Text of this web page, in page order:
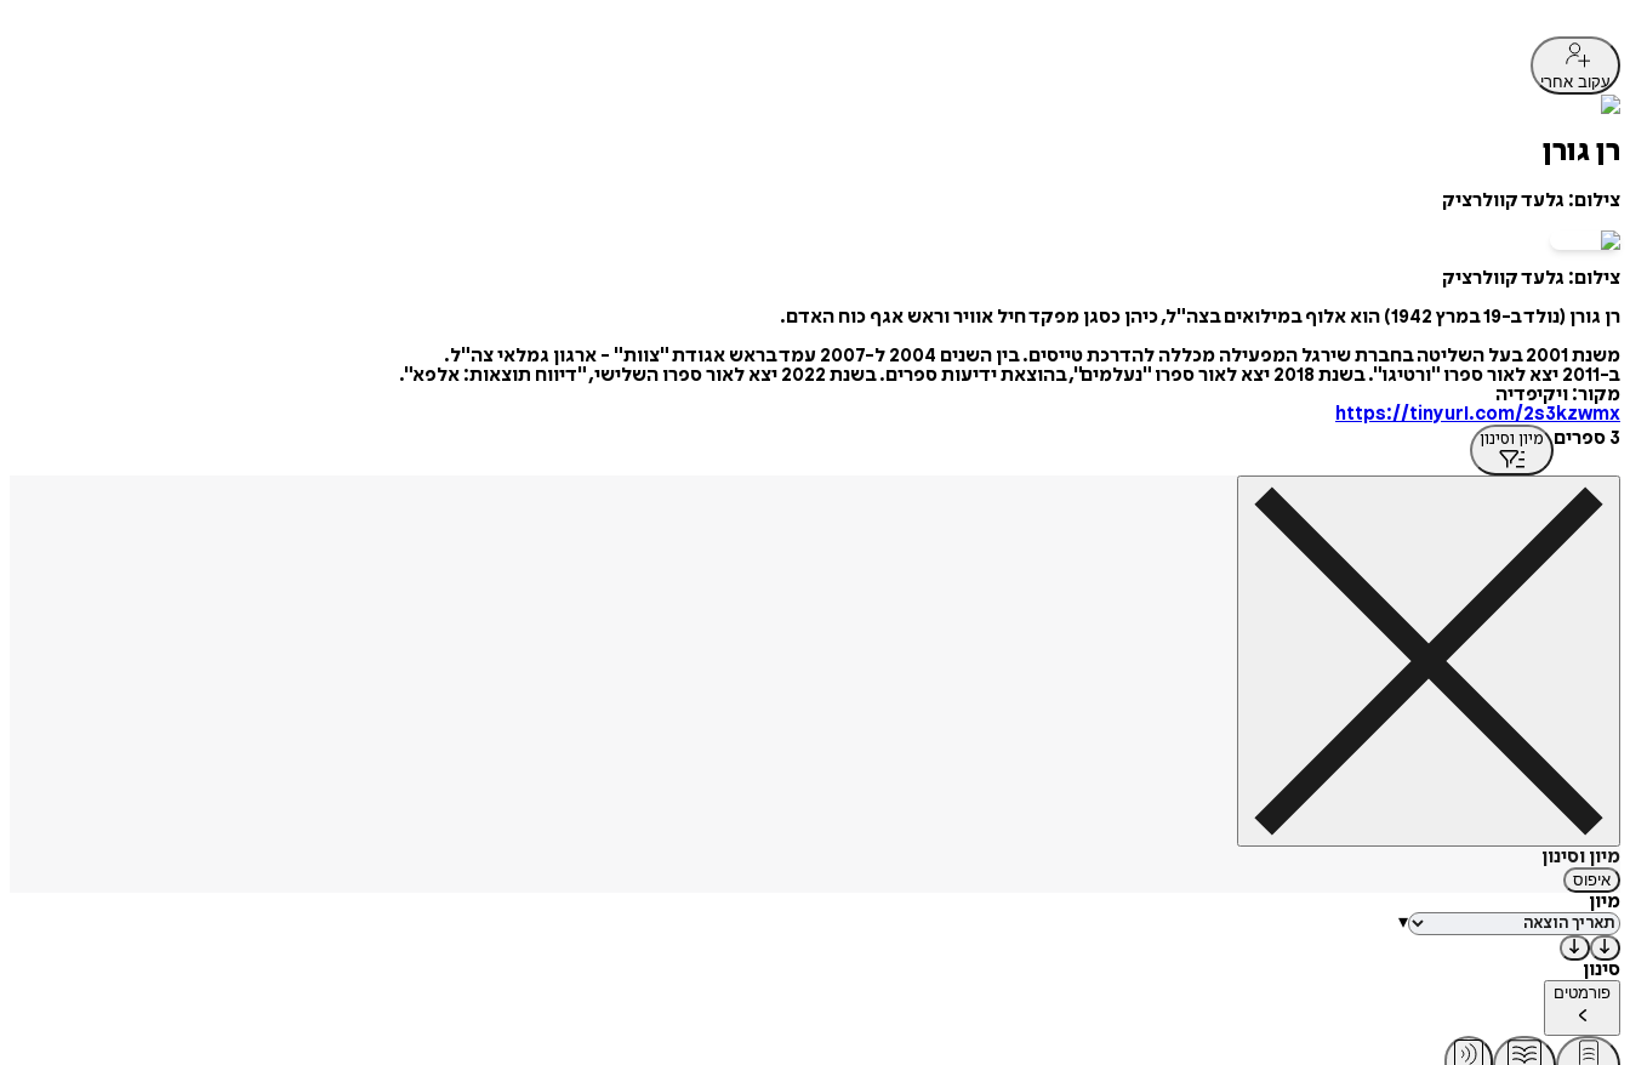
עקוב אחרי
רן גורן
צילום: גלעד קוולרציק
צילום: גלעד קוולרציק
רן גורן (נולד ב-19 במרץ 1942) הוא אלוף במילואים בצה"ל, כיהן כסגן מפקד חיל אוויר וראש אגף כוח האדם.
משנת 2001 בעל השליטה בחברת שירגל המפעילה מכללה להדרכת טייסים. בין השנים 2004 ל-2007 עמד בראש אגודת "צוות" - ארגון גמלאי צה"ל.
ב-2011 יצא לאור ספרו "ורטיגו". בשנת 2018 יצא לאור ספרו "נעלמים", בהוצאת ידיעות ספרים. בשנת 2022 יצא לאור ספרו השלישי, "דיווח תוצאות: אלפא".
מקור: ויקיפדיה
https://tinyurl.com/2s3kzwmx
3 ספרים
מיון וסינון
מיון וסינון
איפוס
מיון
▾
סינון
פורמטים